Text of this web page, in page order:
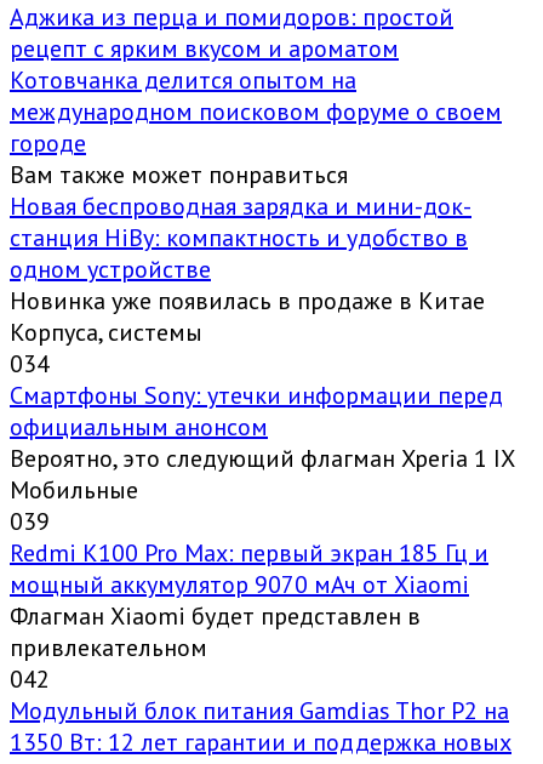
Аджика из перца и помидоров: простой
рецепт с ярким вкусом и ароматом
Котовчанка делится опытом на
международном поисковом форуме о своем
городе
Вам также может понравиться
Новая беспроводная зарядка и мини-док-
станция HiBy: компактность и удобство в
одном устройстве
Новинка уже появилась в продаже в Китае
Корпуса, системы
034
Смартфоны Sony: утечки информации перед
официальным анонсом
Вероятно, это следующий флагман Xperia 1 IX
Мобильные
039
Redmi K100 Pro Max: первый экран 185 Гц и
мощный аккумулятор 9070 мАч от Xiaomi
Флагман Xiaomi будет представлен в
привлекательном
042
Модульный блок питания Gamdias Thor P2 на
1350 Вт: 12 лет гарантии и поддержка новых